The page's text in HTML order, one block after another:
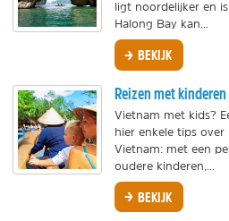
ligt noordelijker en
Halong Bay kan...
BEKIJK
Reizen met
Vietnam met kids?
hier enkele tips
Vietnam: met een
oudere kinderen,...
BEKIJK